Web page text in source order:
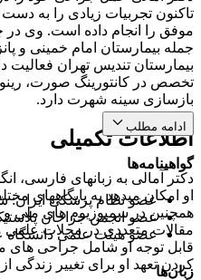
تاکنون تجربیات زیادی را به
موفق را انجام داده است. وی
جمله بیمارستان امام خمینی و
بیمارستان تندیس تهران فعالیت
تخصص در کانتورینگ صورت،
بازسازی سینه شهرت دارد.
اطلاعات تکمیلی
دکتر آمالی به زبانهای
او امکان میدهد به پایگاههای
همچنین در سمپوزیوم های ملی و
مقالات متعددی در مجلات
قابل توجه او شامل جراحی های
کردن تعهد او برای تغییر
ادامه مطلب
گواهینامه‌ها
عضو نظام پزشکی ایران:
عضو انجمن جراحان
عضو هیئت علمی
زبان‌ها